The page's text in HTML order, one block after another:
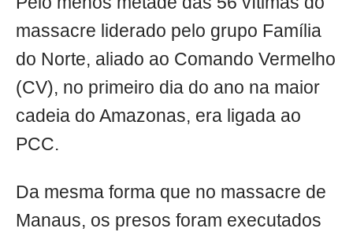
massacre liderado pelo grupo Família
do Norte, aliado ao Comando Vermelho
(CV), no primeiro dia do ano na maior
cadeia do Amazonas, era ligada ao
PCC.
Da mesma forma que no massacre de
Manaus, os presos foram executados